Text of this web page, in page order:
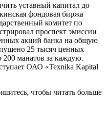
уставный капитал до
фондовая биржа
комитет по
проспект эмиссии
акций банка на общую
25 тысяч ценных
манатов за каждую.
ОАО «Texnika Kapital
чтобы читать больше